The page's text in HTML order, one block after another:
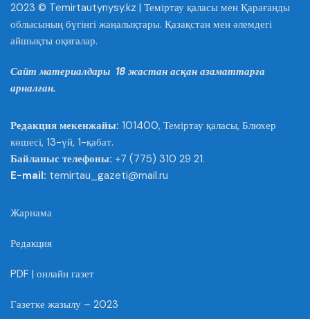
2023 © Temirtautynysy.kz | Теміртау қаласы мен Қарағанды
облысының бүгінгі жаңалықтары. Қазақстан мен әлемдегі
айшықты оқиғалар.
Сайт материалдары 18 жастан асқан азаматтарға
арналған.
Редакция мекенжайы: 101400, Теміртау қаласы, Блюхер
көшесі, 13-үй, 1-қабат.
Байланыс телефоны: +7 (775) 310 29 21.
E-mail: temirtau_gazeti@mail.ru
Жарнама
Редакция
PDF | онлайн газет
Газетке жазылу – 2023